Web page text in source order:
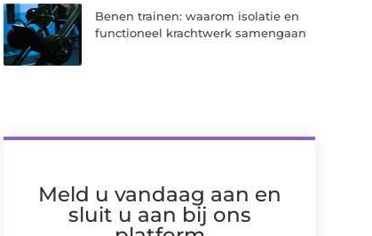
Benen trainen: waarom isolatie en
functioneel krachtwerk samengaan
Meld u vandaag aan en
sluit u aan bij ons